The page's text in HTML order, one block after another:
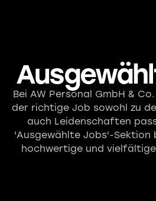
Bei AW Personal GmbH &
der richtige Job sowohl zu
auch Leidenschaften
'Ausgewählte Jobs'-
hochwertige und